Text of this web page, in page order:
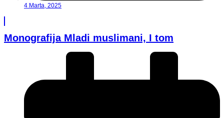
4 Marta, 2025
Monografija Mladi muslimani, I tom